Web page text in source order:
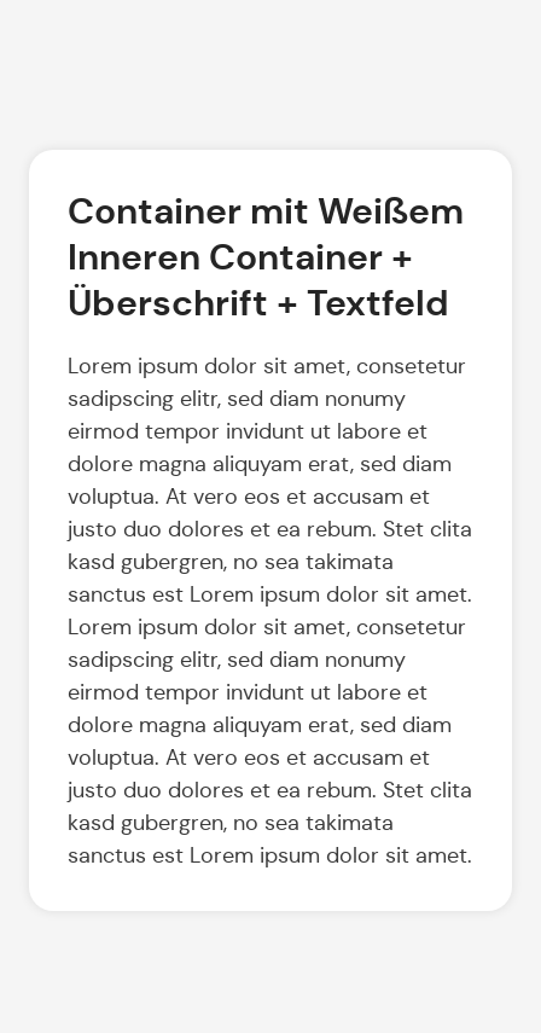
Container mit Weißem
Inneren Container +
Überschrift + Textfeld
Lorem ipsum dolor sit amet, consetetur
sadipscing elitr, sed diam nonumy
eirmod tempor invidunt ut labore et
dolore magna aliquyam erat, sed diam
voluptua. At vero eos et accusam et
justo duo dolores et ea rebum. Stet clita
kasd gubergren, no sea takimata
sanctus est Lorem ipsum dolor sit amet.
Lorem ipsum dolor sit amet, consetetur
sadipscing elitr, sed diam nonumy
eirmod tempor invidunt ut labore et
dolore magna aliquyam erat, sed diam
voluptua. At vero eos et accusam et
justo duo dolores et ea rebum. Stet clita
kasd gubergren, no sea takimata
sanctus est Lorem ipsum dolor sit amet.